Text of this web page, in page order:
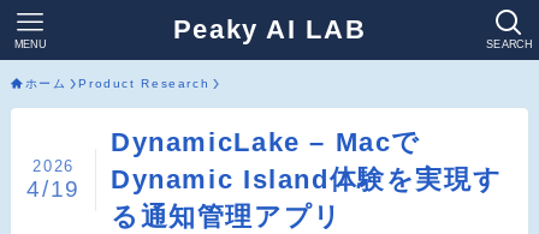
Peaky AI LAB SEARCH
MENU
ホーム Product Research
DynamicLake – Macで
Dynamic Island体験を実現す
る通知管理アプリ
2026
4/19